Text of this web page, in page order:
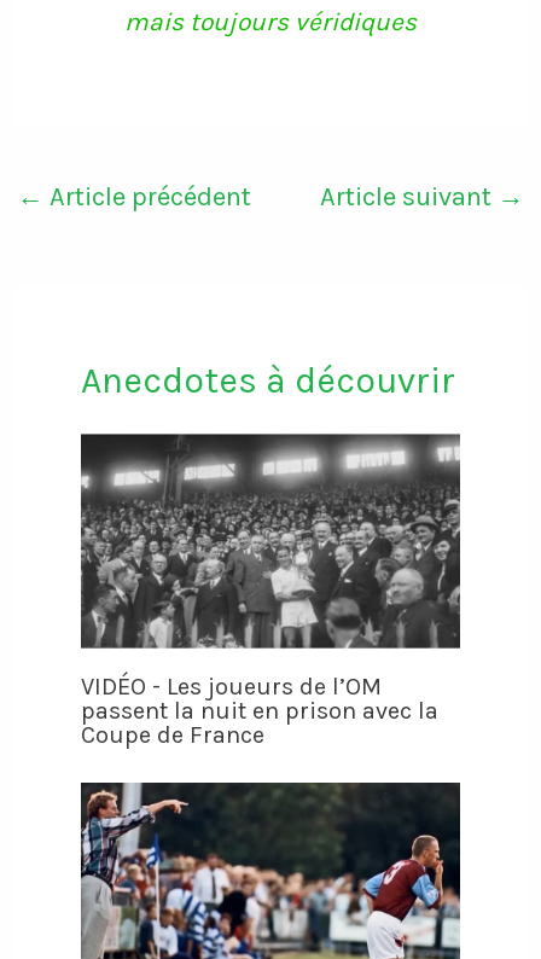
mais toujours véridiques
← Article précédent Article suivant →
Anecdotes à découvrir
VIDÉO - Les joueurs de l’OM
passent la nuit en prison avec la
Coupe de France